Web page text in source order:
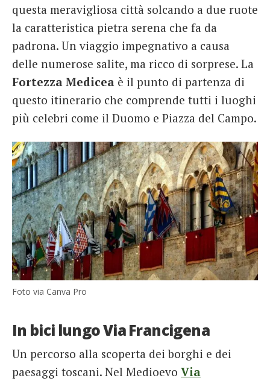
questa meravigliosa città solcando a due ruote
la caratteristica pietra serena che fa da
padrona. Un viaggio impegnativo a causa
delle numerose salite, ma ricco di sorprese. La
Fortezza Medicea è il punto di partenza di
questo itinerario che comprende tutti i luoghi
più celebri come il Duomo e Piazza del Campo.
Foto via Canva Pro
In bici lungo Via Francigena
Un percorso alla scoperta dei borghi e dei
paesaggi toscani. Nel Medioevo Via